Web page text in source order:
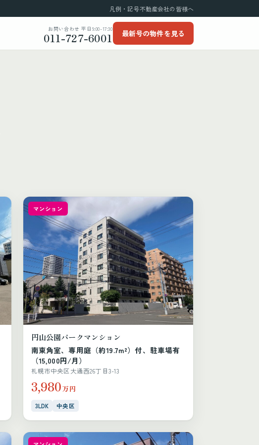
凡例・記号不動産会社の皆様へ
お問い合わせ 平日9:00-17:30
011-727-6001 最新号の物件を見る
マンション
円山公園パークマンション
南東角室、専用庭（約19.7m²）付、駐車場有
（15,000円/月）
札幌市中央区大通西26丁目3-13
3,980万円
3LDK 中央区